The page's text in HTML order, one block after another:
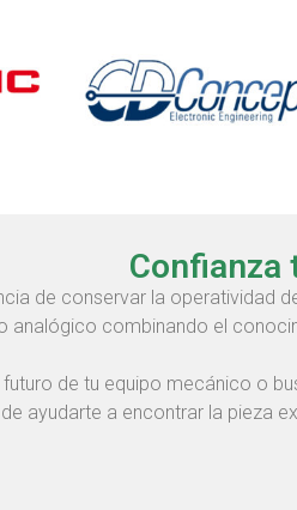
Confianza
de conservar la operatividad
combinando el
futuro de tu equipo mecánico o
ayudarte a encontrar la pieza